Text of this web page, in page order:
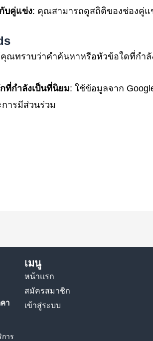
บคู่แข่ง: คุณสามารถดูสถิติของช่องคู่แ
คุณทราบว่าคำค้นหาหรือหัวข้อใดที่กำ
ที่กำลังเป็นที่นิยม: ใช้ข้อมูลจาก
ารมีส่วนร่วม
า
าร
เมนู
หน้าแรก
สมัครสมาชิก
เข้าสู่ระบบ